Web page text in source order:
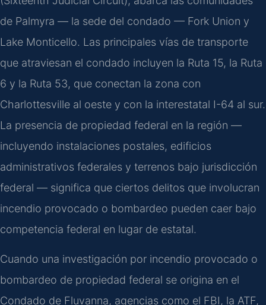
de Palmyra — la sede del condado — Fork Union y
Lake Monticello. Las principales vías de transporte
que atraviesan el condado incluyen la Ruta 15, la Ruta
6 y la Ruta 53, que conectan la zona con
Charlottesville al oeste y con la interestatal I-64 al sur.
La presencia de propiedad federal en la región —
incluyendo instalaciones postales, edificios
administrativos federales y terrenos bajo jurisdicción
federal — significa que ciertos delitos que involucran
incendio provocado o bombardeo pueden caer bajo
competencia federal en lugar de estatal.
Cuando una investigación por incendio provocado o
bombardeo de propiedad federal se origina en el
Condado de Fluvanna, agencias como el FBI, la ATF,